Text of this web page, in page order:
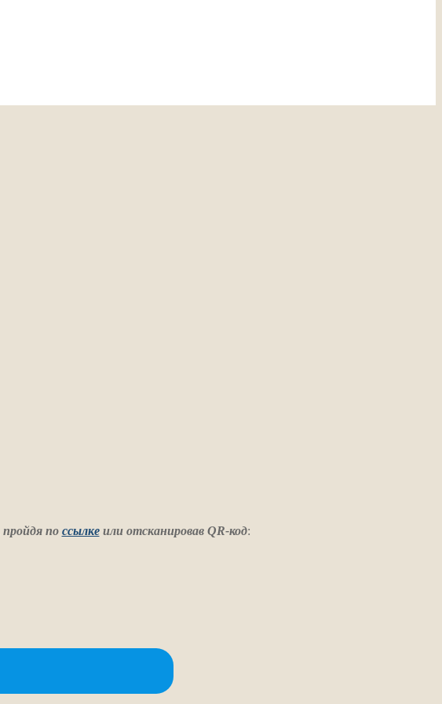
пройдя по ссылкеили отсканировав QR-код: